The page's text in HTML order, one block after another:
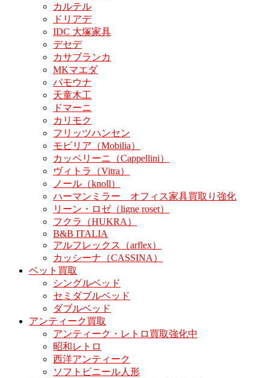
カルテル
ドリアデ
IDC 大塚家具
デセデ
カサブランカ
MKマエダ
パモウナ
天童木工
ドマーニ
カリモク
フリッツハンセン
モビリア（Mobilia）
カッペリーニ（Cappellini）
ヴィトラ（Vitra）
ノール（knoll）
ハーマンミラー オフィス家具買取り強化
リーン・ロゼ（ligne roset）
フクラ（HUKRA）
B&B ITALIA
アルフレックス（arflex）
カッシーナ（CASSINA）
ベット買取
シングルベッド
セミダブルベッド
ダブルベッド
アンティーク買取
アンティーク・レトロ買取強化中
昭和レトロ
西洋アンティーク
ソフトビニール人形